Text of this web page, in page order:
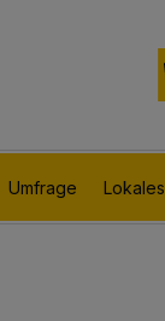
Umfrage Lokales